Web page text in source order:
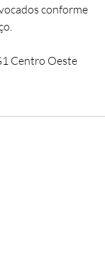
conforme
Centro Oeste